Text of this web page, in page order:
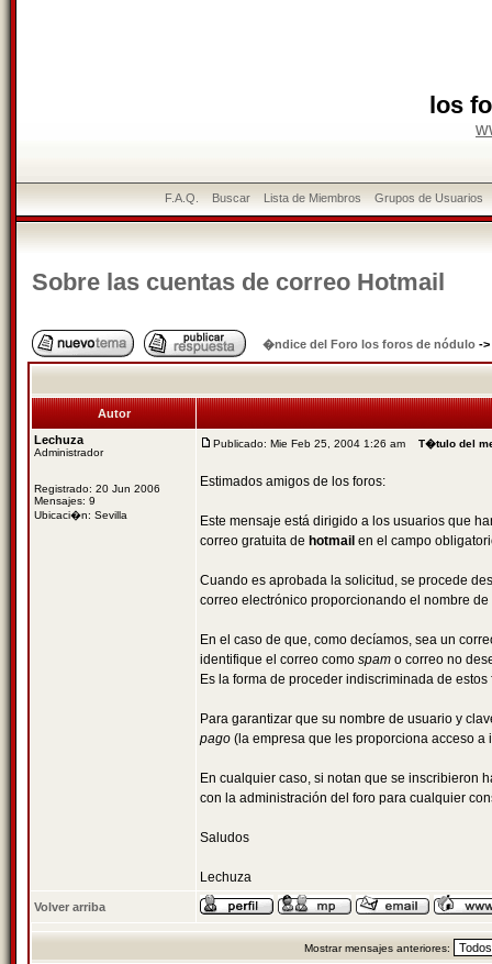
los
F.A.Q. Buscar Lista de Miembros Grupos de Usuarios
Sobre las cuentas de correo Hotmail
�ndice del Foro los foros de nódulo ->
Autor
Lechuza
Administrador
Registrado: 20 Jun 2006
Mensajes: 9
Ubicaci�n: Sevilla
Publicado: Mie Feb 25, 2004 1:26 am T�tulo del
Estimados amigos de los foros:
Este mensaje está dirigido a los usuarios que
correo gratuita de hotmail en el campo
Cuando es aprobada la solicitud, se procede
correo electrónico proporcionando el nombre
En el caso de que, como decíamos, sea un
identifique el correo como spam o correo no
Es la forma de proceder indiscriminada de
Para garantizar que su nombre de usuario y
pago (la empresa que les proporciona acceso
En cualquier caso, si notan que se inscribieron
con la administración del foro para cualquier
Saludos
Lechuza
Volver arriba
Mostrar mensajes anteriores: